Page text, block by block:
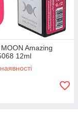
Amazing
12ml